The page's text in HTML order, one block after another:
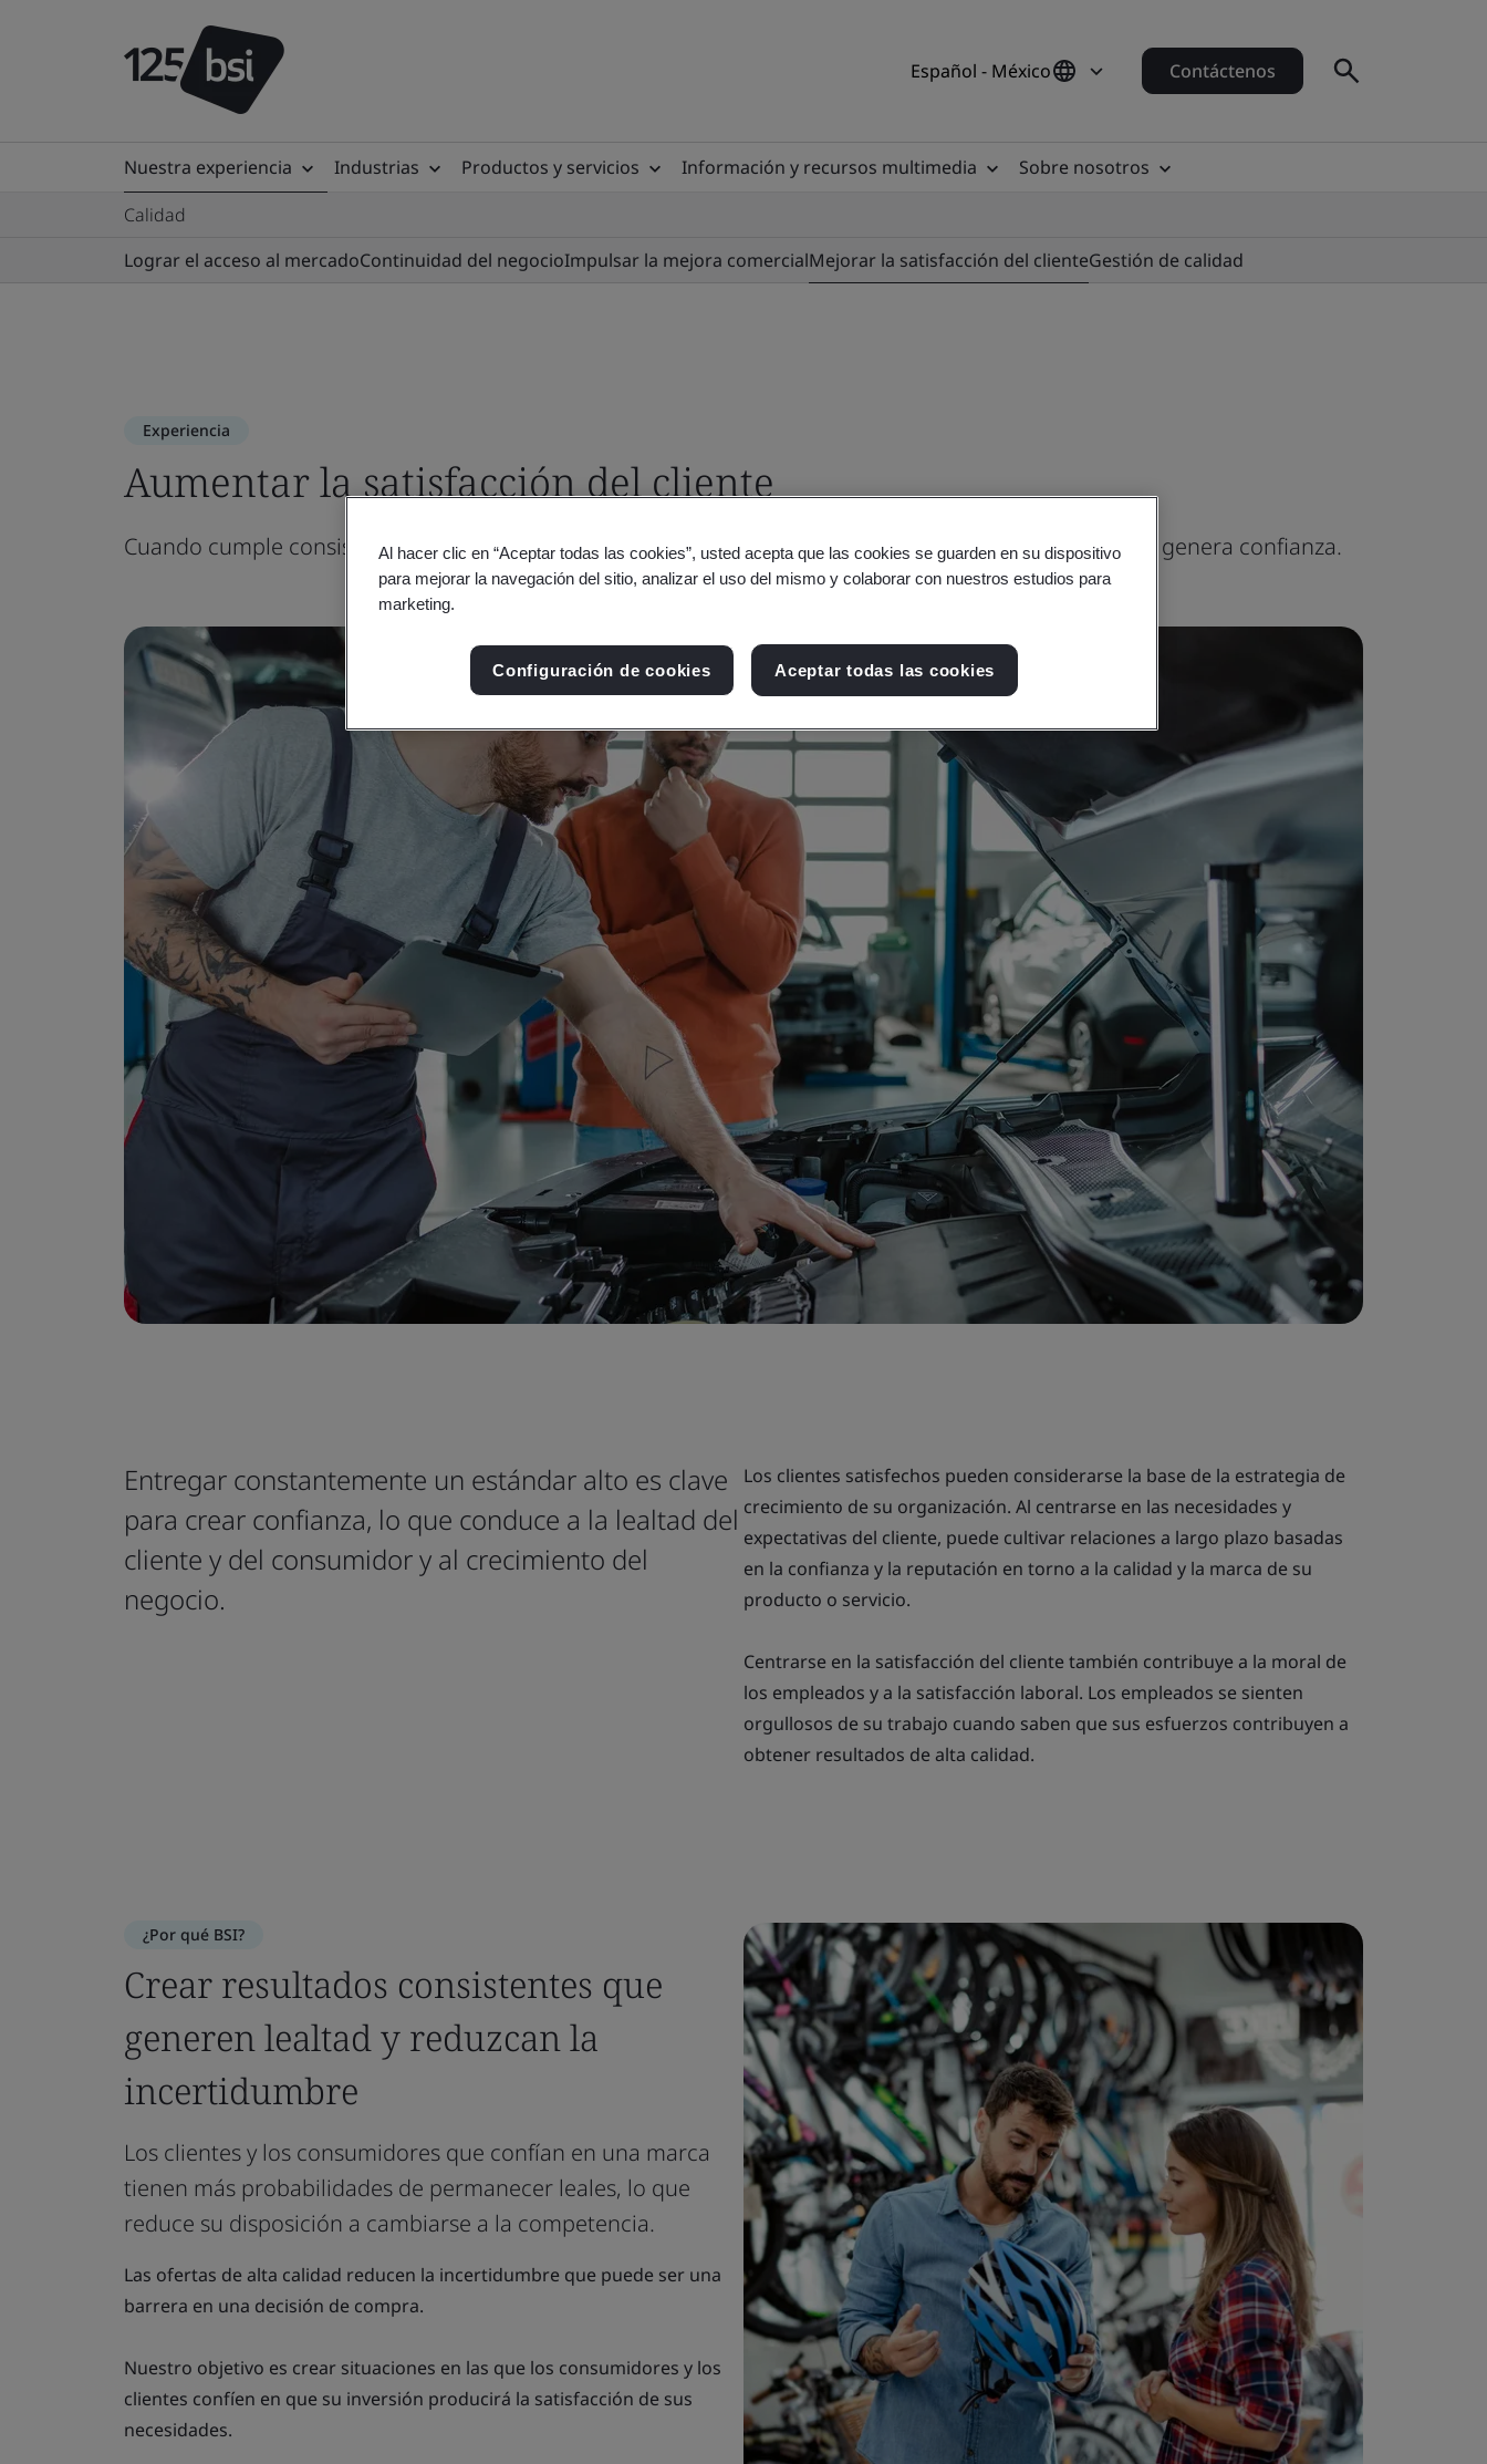
Español - México Contáctenos
Nuestra experiencia Industrias Productos y servicios Información y recursos multimedia
Sobre nosotros
Calidad
Lograr el acceso al mercadoContinuidad del negocioImpulsar la mejora comercialMejorar la satisfacción del clienteGestión de calidad
Experiencia
Aumentar la satisfacción del cliente
Cuando cumple consistentemente con sus clientes, no solo aumenta su satisfacción, sino que también genera confianza.
Entregar constantemente un estándar alto es clave
para crear confianza, lo que conduce a la lealtad del
cliente y del consumidor y al crecimiento del
negocio.
Los clientes satisfechos pueden considerarse la base de la estrategia de
crecimiento de su organización. Al centrarse en las necesidades y
expectativas del cliente, puede cultivar relaciones a largo plazo basadas
en la confianza y la reputación en torno a la calidad y la marca de su
producto o servicio.
Centrarse en la satisfacción del cliente también contribuye a la moral de
los empleados y a la satisfacción laboral. Los empleados se sienten
orgullosos de su trabajo cuando saben que sus esfuerzos contribuyen a
obtener resultados de alta calidad.
¿Por qué BSI?
Crear resultados consistentes que
generen lealtad y reduzcan la
incertidumbre
Los clientes y los consumidores que confían en una marca
tienen más probabilidades de permanecer leales, lo que
reduce su disposición a cambiarse a la competencia.
Las ofertas de alta calidad reducen la incertidumbre que puede ser una
barrera en una decisión de compra.
Nuestro objetivo es crear situaciones en las que los consumidores y los
clientes confíen en que su inversión producirá la satisfacción de sus
necesidades.
Al hacer clic en “Aceptar todas las cookies”, usted acepta que las cookies se guarden en su dispositivo
para mejorar la navegación del sitio, analizar el uso del mismo y colaborar con nuestros estudios para
marketing.
Configuración de cookies Aceptar todas las cookies